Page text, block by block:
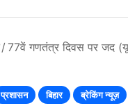
/ 77वें गणतंत्र दिवस पर जद
प्रशासन बिहार ब्रेकिंग न्यूज़